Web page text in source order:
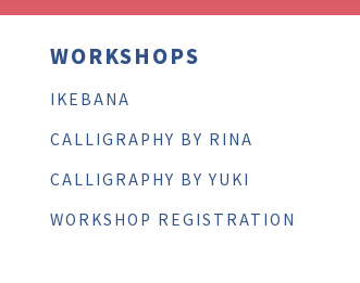
WORKSHOPS
IKEBANA
CALLIGRAPHY BY RINA
CALLIGRAPHY BY YUKI
WORKSHOP REGISTRATION